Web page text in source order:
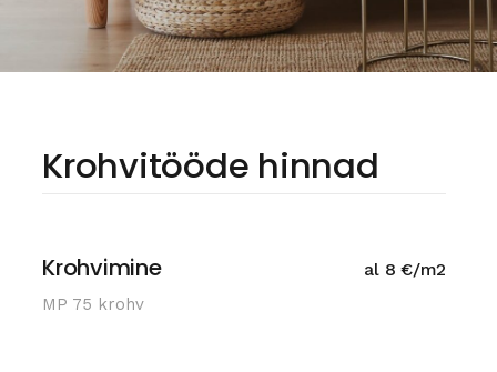
Krohvitööde hinnad
Krohvimine al 8 €/m2
MP 75 krohv